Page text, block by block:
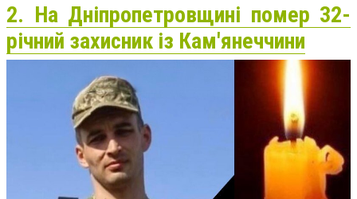
2. На Дніпропетровщині помер 32-
річний захисник із Кам'янеччини